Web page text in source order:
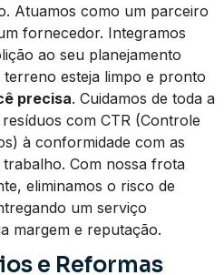
Atuamos como um parceiro
fornecedor. Integramos
ao seu planejamento
esteja limpo e pronto
precisa. Cuidamos de toda a
com CTR (Controle
à conformidade com as
Com nossa frota
eliminamos o risco de
um serviço
margem e reputação.
e Reformas